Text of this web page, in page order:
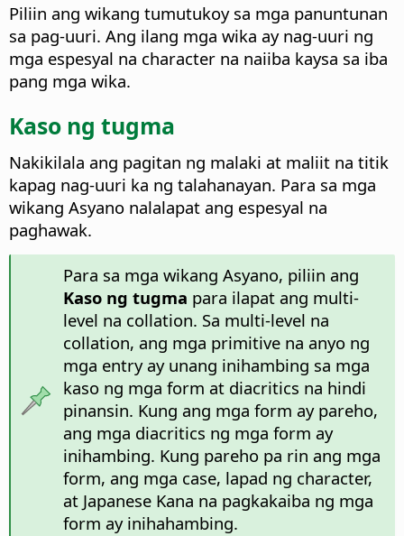
Piliin ang wikang tumutukoy sa mga panuntunan
sa pag-uuri. Ang ilang mga wika ay nag-uuri ng
mga espesyal na character na naiiba kaysa sa iba
pang mga wika.
Kaso ng tugma
Nakikilala ang pagitan ng malaki at maliit na titik
kapag nag-uuri ka ng talahanayan. Para sa mga
wikang Asyano nalalapat ang espesyal na
paghawak.
Para sa mga wikang Asyano, piliin ang
Kaso ng tugma para ilapat ang multi-
level na collation. Sa multi-level na
collation, ang mga primitive na anyo ng
mga entry ay unang inihambing sa mga
kaso ng mga form at diacritics na hindi
pinansin. Kung ang mga form ay pareho,
ang mga diacritics ng mga form ay
inihambing. Kung pareho pa rin ang mga
form, ang mga case, lapad ng character,
at Japanese Kana na pagkakaiba ng mga
form ay inihahambing.